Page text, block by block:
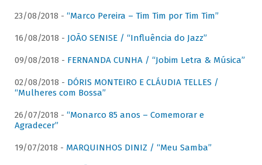
23/08/2018 - “Marco Pereira – Tim Tim por Tim Tim”
16/08/2018 - JOÃO SENISE / “Influência do Jazz”
09/08/2018 - FERNANDA CUNHA / “Jobim Letra & Música”
02/08/2018 - DÓRIS MONTEIRO E CLÁUDIA TELLES /
“Mulheres com Bossa”
26/07/2018 - “Monarco 85 anos – Comemorar e
Agradecer”
19/07/2018 - MARQUINHOS DINIZ / “Meu Samba”